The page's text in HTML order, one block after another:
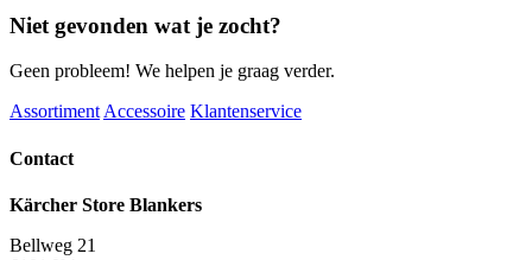
aantal
Niet gevonden wat je zocht?
Geen probleem! We helpen je graag verder.
AssortimentAccessoire Klantenservice
Contact
Kärcher Store Blankers
Bellweg 21